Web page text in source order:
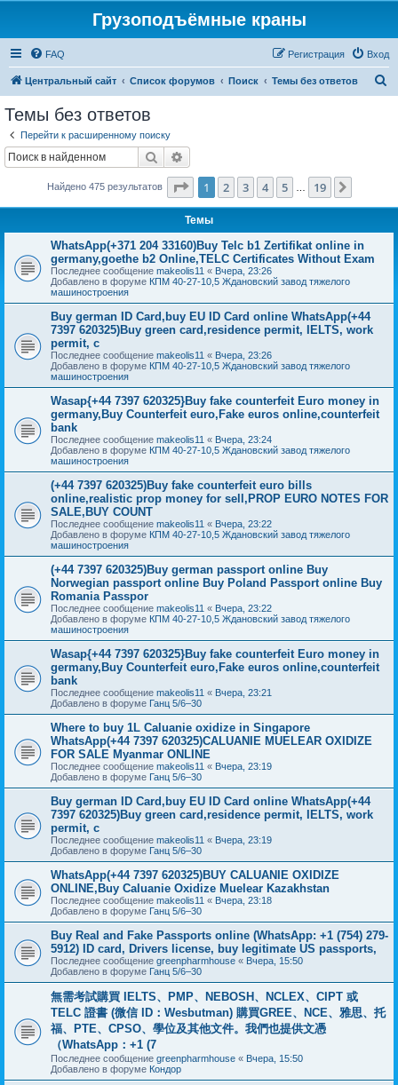
Грузоподъёмные краны
FAQ Вход
Регистрация
Центральный сайт Список форумов Поиск Темы без ответов
Темы без ответов
Перейти к расширенному поиску
Поиск
Найдено 475 результатов Страница из 19
1 2 3 4 5 19
Темы
WhatsApp(+371 204 33160)Buy Telc b1 Zertifikat online in
germany,goethe b2 Online,TELC Certificates Without Exam
Последнее сообщение makeolis11 « Вчера, 23:26
Добавлено в форуме КПМ 40-27-10,5 Ждановский завод тяжелого
машиностроения
Buy german ID Card,buy EU ID Card online WhatsApp(+44
7397 620325)Buy green card,residence permit, IELTS, work
permit, c
Последнее сообщение makeolis11 « Вчера, 23:26
Добавлено в форуме КПМ 40-27-10,5 Ждановский завод тяжелого
машиностроения
Wasap{+44 7397 620325}Buy fake counterfeit Euro money in
germany,Buy Counterfeit euro,Fake euros online,counterfeit
bank
Последнее сообщение makeolis11 « Вчера, 23:24
Добавлено в форуме КПМ 40-27-10,5 Ждановский завод тяжелого
машиностроения
(+44 7397 620325)Buy fake counterfeit euro bills
online,realistic prop money for sell,PROP EURO NOTES FOR
SALE,BUY COUNT
Последнее сообщение makeolis11 « Вчера, 23:22
Добавлено в форуме КПМ 40-27-10,5 Ждановский завод тяжелого
машиностроения
(+44 7397 620325)Buy german passport online Buy
Norwegian passport online Buy Poland Passport online Buy
Romania Passpor
Последнее сообщение makeolis11 « Вчера, 23:22
Добавлено в форуме КПМ 40-27-10,5 Ждановский завод тяжелого
машиностроения
Wasap{+44 7397 620325}Buy fake counterfeit Euro money in
germany,Buy Counterfeit euro,Fake euros online,counterfeit
bank
Последнее сообщение makeolis11 « Вчера, 23:21
Добавлено в форуме Ганц 5/6–30
Where to buy 1L Caluanie oxidize in Singapore
WhatsApp(+44 7397 620325)CALUANIE MUELEAR OXIDIZE
FOR SALE Myanmar ONLINE
Последнее сообщение makeolis11 « Вчера, 23:19
Добавлено в форуме Ганц 5/6–30
Buy german ID Card,buy EU ID Card online WhatsApp(+44
7397 620325)Buy green card,residence permit, IELTS, work
permit, c
Последнее сообщение makeolis11 « Вчера, 23:19
Добавлено в форуме Ганц 5/6–30
WhatsApp(+44 7397 620325)BUY CALUANIE OXIDIZE
ONLINE,Buy Caluanie Oxidize Muelear Kazakhstan
Последнее сообщение makeolis11 « Вчера, 23:18
Добавлено в форуме Ганц 5/6–30
Buy Real and Fake Passports online (WhatsApp: +1 (754) 279-
5912) ID card, Drivers license, buy legitimate US passports,
Последнее сообщение greenpharmhouse « Вчера, 15:50
Добавлено в форуме Ганц 5/6–30
無需考試購買 IELTS、PMP、NEBOSH、NCLEX、CIPT 或
TELC 證書 (微信 ID：Wesbutman) 購買GREE、NCE、雅思、托
福、PTE、CPSO、學位及其他文件。我們也提供文憑
（WhatsApp：+1 (7
Последнее сообщение greenpharmhouse « Вчера, 15:50
Добавлено в форуме Кондор